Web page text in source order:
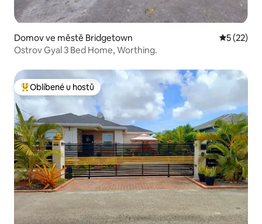
Domov ve městě Bridgetown Průměrné
5 (22)
Ostrov Gyal 3 Bed Home, Worthing.
Nejlepší v kategorii Oblíbené u hostů
Oblíbené u hostů